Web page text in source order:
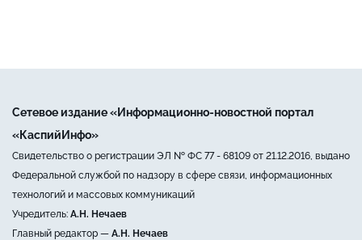
Сетевое издание «Информационно-новостной портал
«КаспийИнфо»
Свидетельство о регистрации ЭЛ № ФС 77 - 68109 от 21.12.2016, выдано
Федеральной службой по надзору в сфере связи, информационных
технологий и массовых коммуникаций
Учредитель: А.Н. Нечаев
Главный редактор — А.Н. Нечаев